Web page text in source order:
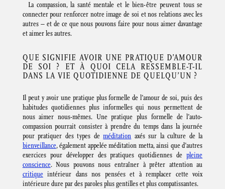
La compassion, la santé mentale et le bien-être peuvent tous se
connecter pour renforcer notre image de soi et nos relations avec les
autres – et de ce que nous pouvons faire pour nous aimer davantage
et aimer les autres.
QUE SIGNIFIE AVOIR UNE PRATIQUE D’AMOUR
DE SOI ? ET À QUOI CELA RESSEMBLE-T-IL
DANS LA VIE QUOTIDIENNE DE QUELQU’UN ?
Il peut y avoir une pratique plus formelle de l’amour de soi, puis des
habitudes quotidiennes plus informelles qui nous permettent de
nous aimer nous-mêmes. Une pratique plus formelle de l’auto-
compassion pourrait consister à prendre du temps dans la journée
pour pratiquer des types deméditation axés sur la culture de la
bienveillance, également appelée méditation metta, ainsi que d’autres
exercices pour développer des pratiques quotidiennes depleine
conscience. Nous pouvons nous entraîner à prêter attention au
critiqueintérieur dans nos pensées et à remplacer cette voix
intérieure dure par des paroles plus gentilles et plus compatissantes.